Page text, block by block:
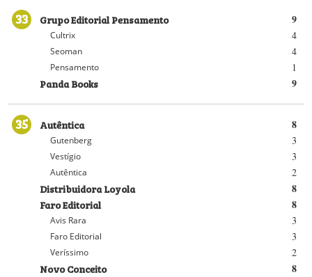
33 9
Grupo Editorial Pensamento
4
Cultrix
4
Seoman
1
Pensamento
9
Panda Books
35 8
Autêntica
3
Gutenberg
3
Vestígio
2
Autêntica
8
Distribuidora Loyola
8
Faro Editorial
3
Avis Rara
3
Faro Editorial
2
Veríssimo
8
Novo Conceito